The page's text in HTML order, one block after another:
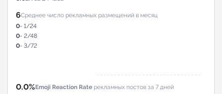
6Среднее число рекламных размещений в месяц
0- 1/24
0- 2/48
0- 3/72
0.0%Emoji Reaction Rate рекламных постов за 7 дней